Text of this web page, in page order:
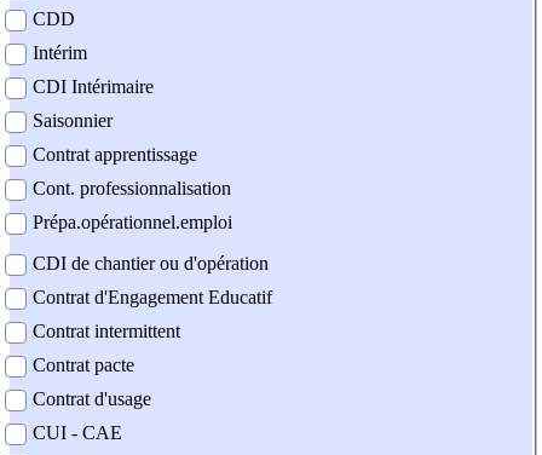
CDD
Intérim
CDI Intérimaire
Saisonnier
Contrat apprentissage
Cont. professionnalisation
Prépa.opérationnel.emploi
CDI de chantier ou d'opération
Contrat d'Engagement Educatif
Contrat intermittent
Contrat pacte
Contrat d'usage
CUI - CAE